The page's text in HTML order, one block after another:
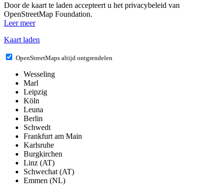
Door de kaart te laden accepteert u het privacybeleid van
OpenStreetMap Foundation.
Leer meer
Kaart laden
OpenStreetMaps altijd ontgrendelen
Wesseling
Marl
Leipzig
Köln
Leuna
Berlin
Schwedt
Frankfurt am Main
Karlsruhe
Burgkirchen
Linz (AT)
Schwechat (AT)
Emmen (NL)